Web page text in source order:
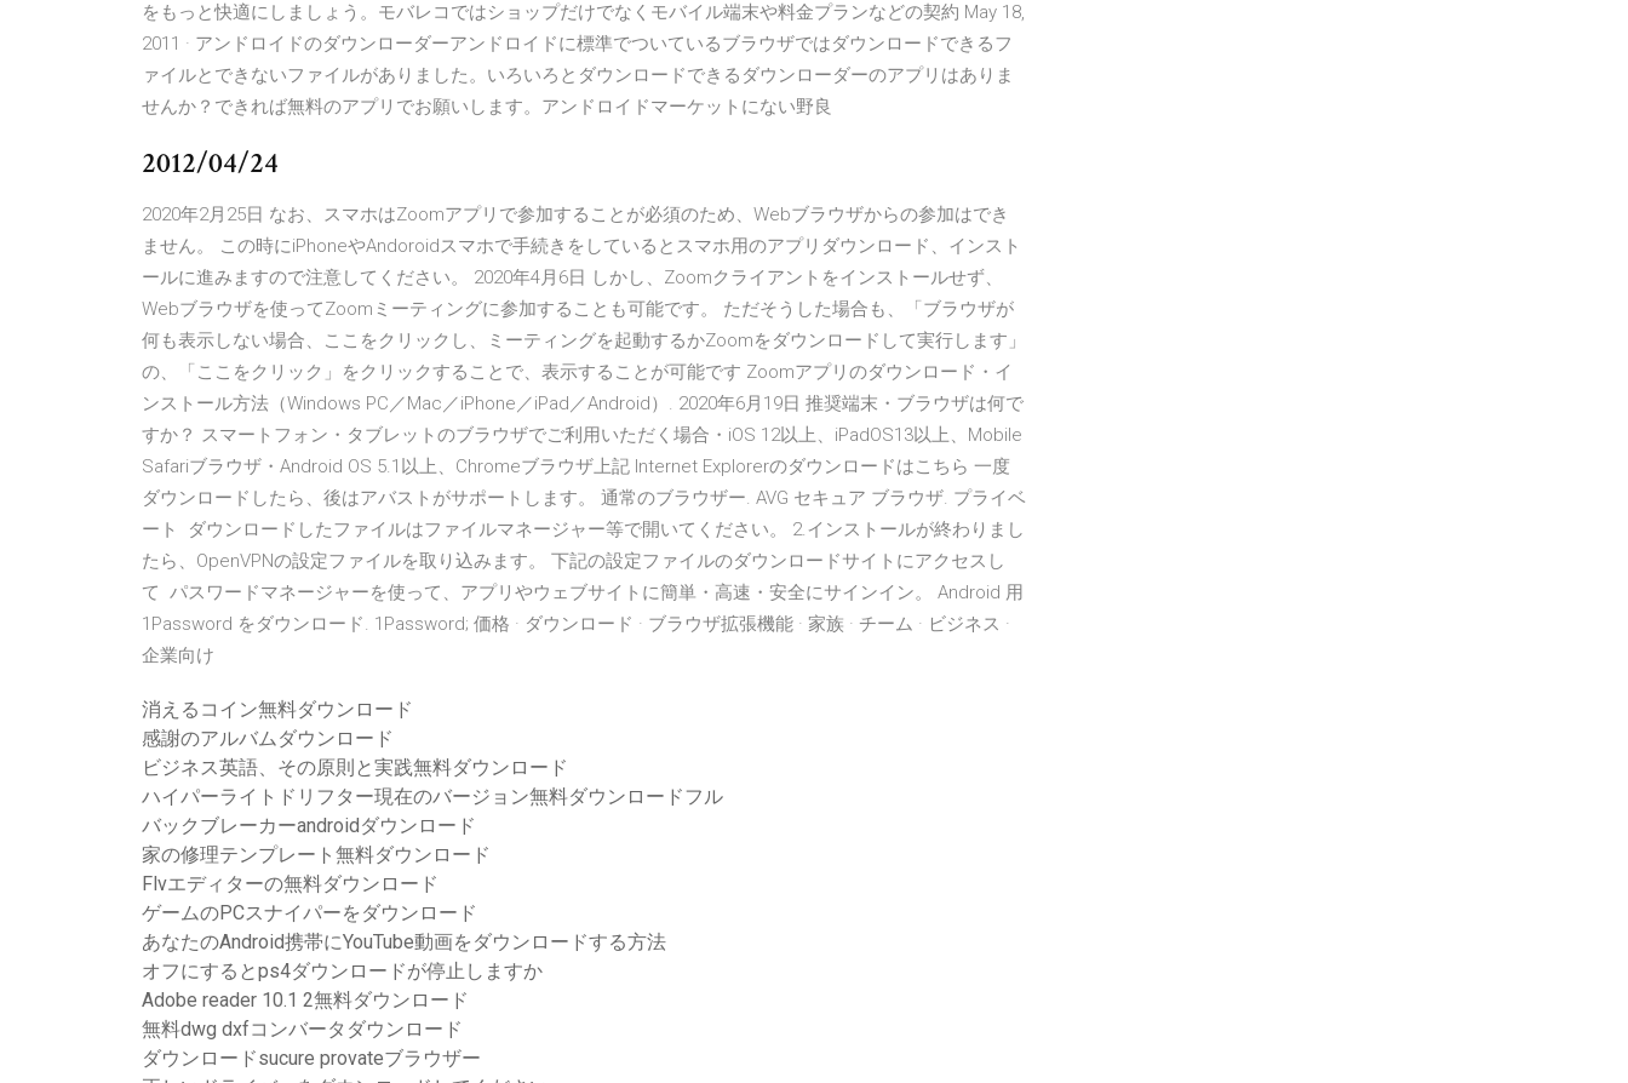
をもっと快適にしましょう。モバレコではショップだけでなくモバイル端末や料金プランなどの契約 May 18,
2011 · アンドロイドのダウンローダーアンドロイドに標準でついているブラウザではダウンロードできるフ
ァイルとできないファイルがありました。いろいろとダウンロードできるダウンローダーのアプリはありま
せんか？できれば無料のアプリでお願いします。アンドロイドマーケットにない野良
2012/04/24
2020年2月25日 なお、スマホはZoomアプリで参加することが必須のため、Webブラウザからの参加はでき
ません。 この時にiPhoneやAndoroidスマホで手続きをしているとスマホ用のアプリダウンロード、インスト
ールに進みますので注意してください。 2020年4月6日 しかし、Zoomクライアントをインストールせず、
Webブラウザを使ってZoomミーティングに参加することも可能です。 ただそうした場合も、「ブラウザが
何も表示しない場合、ここをクリックし、ミーティングを起動するかZoomをダウンロードして実行します」
の、「ここをクリック」をクリックすることで、表示することが可能です Zoomアプリのダウンロード・イ
ンストール方法（Windows PC／Mac／iPhone／iPad／Android）. 2020年6月19日 推奨端末・ブラウザは何で
すか？ スマートフォン・タブレットのブラウザでご利用いただく場合・iOS 12以上、iPadOS13以上、Mobile
Safariブラウザ・Android OS 5.1以上、Chromeブラウザ上記 Internet Explorerのダウンロードはこちら 一度
ダウンロードしたら、後はアバストがサポートします。 通常のブラウザー. AVG セキュア ブラウザ. プライベ
ート ダウンロードしたファイルはファイルマネージャー等で開いてください。 2.インストールが終わりまし
たら、OpenVPNの設定ファイルを取り込みます。 下記の設定ファイルのダウンロードサイトにアクセスし
て パスワードマネージャーを使って、アプリやウェブサイトに簡単・高速・安全にサインイン。 Android 用
1Password をダウンロード. 1Password; 価格 · ダウンロード · ブラウザ拡張機能 · 家族 · チーム · ビジネス ·
企業向け
消えるコイン無料ダウンロード
感謝のアルバムダウンロード
ビジネス英語、その原則と実践無料ダウンロード
ハイパーライトドリフター現在のバージョン無料ダウンロードフル
バックブレーカーandroidダウンロード
家の修理テンプレート無料ダウンロード
Flvエディターの無料ダウンロード
ゲームのPCスナイパーをダウンロード
あなたのAndroid携帯にYouTube動画をダウンロードする方法
オフにするとps4ダウンロードが停止しますか
Adobe reader 10.1 2無料ダウンロード
無料dwg dxfコンバータダウンロード
ダウンロードsucure provateブラウザー